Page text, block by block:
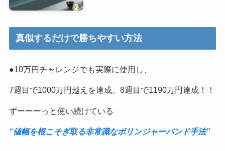
真似するだけで勝ちやすい方法
●10万円チャレンジでも実際に使用し、
7週目で1000万円越えを達成。8週目で1190万円達成！！
ずーーーっと使い続けている
“値幅を根こそぎ取る非常識なボリンジャーバンド手法”